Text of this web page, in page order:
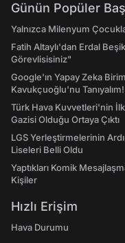
Günün Popüler
Yalnızca Milenyum
Fatih Altaylı'dan Erdal
Görevlisisiniz"
Google'ın Yapay Zeka
Kavukçuoğlu'nu Tanıyalım!
Türk Hava Kuvvetleri'nin
Gazisi Olduğu Ortaya Çıktı
LGS Yerleştirmelerinin
Liseleri Belli Oldu
Yaptıkları Komik
Kişiler
Hızlı Erişim
Hava Durumu